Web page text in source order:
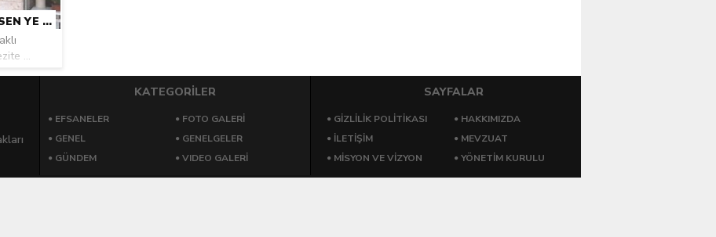
BU LOKANTADA NE KADAR YERSEN YE “FIT” SIN!
...
KATEGORİLER
EFSANELER
FOTO GALERİ
GENEL
GENELGELER
GÜNDEM
VIDEO GALERİ
SAYFALAR
GIZLILIK POLITIKASI
HAKKIMIZDA
İLETİŞİM
MEVZUAT
MİSYON VE VİZYON
YÖNETİM KURULU